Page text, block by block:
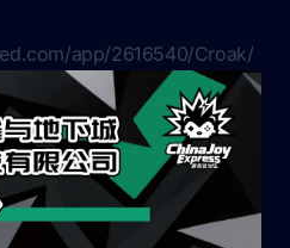
app/2616540/Croak/